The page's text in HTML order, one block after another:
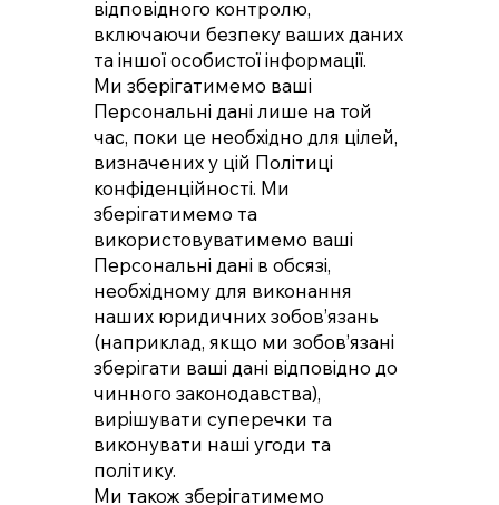
відповідного контролю,
включаючи безпеку ваших даних
та іншої особистої інформації.
Ми зберігатимемо ваші
Персональні дані лише на той
час, поки це необхідно для цілей,
визначених у цій Політиці
конфіденційності. Ми
зберігатимемо та
використовуватимемо ваші
Персональні дані в обсязі,
необхідному для виконання
наших юридичних зобов’язань
(наприклад, якщо ми зобов’язані
зберігати ваші дані відповідно до
чинного законодавства),
вирішувати суперечки та
виконувати наші угоди та
політику.
Ми також зберігатимемо